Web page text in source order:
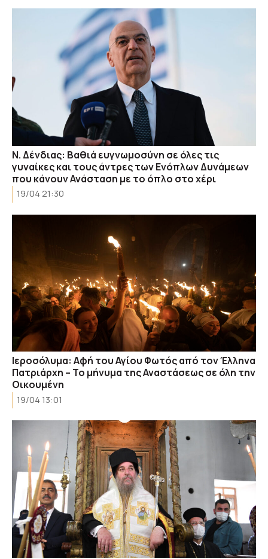
Ν. Δένδιας: Βαθιά ευγνωμοσύνη σε όλες τις
γυναίκες και τους άντρες των Ενόπλων Δυνάμεων
που κάνουν Ανάσταση με το όπλο στο χέρι
19/04 21:30
Ιεροσόλυμα: Αφή του Αγίου Φωτός από τον Έλληνα
Πατριάρχη – Το μήνυμα της Αναστάσεως σε όλη την
Οικουμένη
19/04 13:01